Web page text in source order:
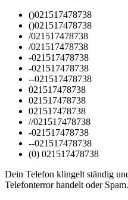
()021517478738
()021517478738
/021517478738
/021517478738
-021517478738
-021517478738
--021517478738
021517478738
021517478738
021517478738
//021517478738
-021517478738
--021517478738
(0) 021517478738
Dein Telefon klingelt ständig
Telefonterror handelt oder